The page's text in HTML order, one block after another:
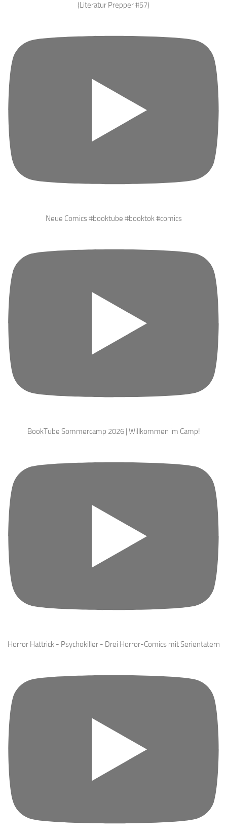
(Literatur Prepper #57)
Neue Comics #booktube #booktok #comics
BookTube Sommercamp 2026 | Willkommen im Camp!
Horror Hattrick - Psychokiller - Drei Horror-Comics mit Serientätern